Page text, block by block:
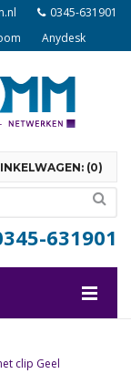
0345-631901
Anydesk
(0)
in uw winkelwagen
631901
clip Geel